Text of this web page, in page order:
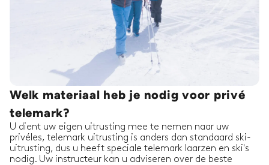
Welk materiaal heb je nodig voor privé
telemark?
U dient uw eigen uitrusting mee te nemen naar uw
privéles, telemark uitrusting is anders dan standaard ski-
uitrusting, dus u heeft speciale telemark laarzen en ski's
nodig. Uw instructeur kan u adviseren over de beste